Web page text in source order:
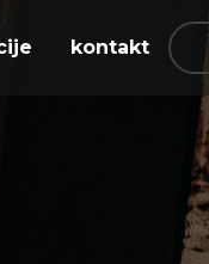
kontakt